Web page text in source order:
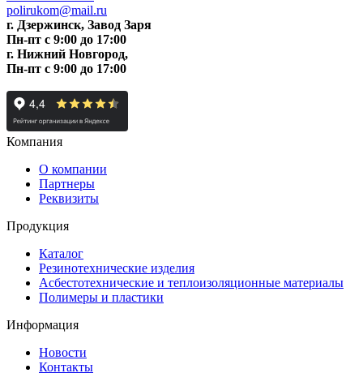
polirukom@mail.ru
г. Дзержинск, Завод Заря
Пн-пт c 9:00 до 17:00
г. Нижний Новгород,
Пн-пт c 9:00 до 17:00
Компания
О компании
Партнеры
Реквизиты
Продукция
Каталог
Резинотехнические изделия
Асбестотехнические и теплоизоляционные материалы
Полимеры и пластики
Информация
Новости
Контакты